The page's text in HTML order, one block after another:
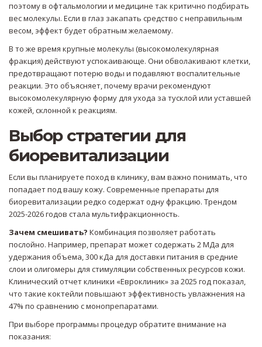
поэтому в офтальмологии и медицине так критично подбирать
вес молекулы. Если в глаз закапать средство с неправильным
весом, эффект будет обратным желаемому.
В то же время крупные молекулы (высокомолекулярная
фракция) действуют успокаивающе. Они обволакивают клетки,
предотвращают потерю воды и подавляют воспалительные
реакции. Это объясняет, почему врачи рекомендуют
высокомолекулярную форму для ухода за тусклой или уставшей
кожей, склонной к реакциям.
Выбор стратегии для
биоревитализации
Если вы планируете поход в клинику, вам важно понимать, что
попадает под вашу кожу. Современные препараты для
биоревитализации редко содержат одну фракцию. Трендом
2025-2026 годов стала мультифракционность.
Зачем смешивать? Комбинация позволяет работать
послойно. Например, препарат может содержать 2 МДа для
удержания объема, 300 кДа для доставки питания в средние
слои и олигомеры для стимуляции собственных ресурсов кожи.
Клинический отчет клиники «Евроклиник» за 2025 год показал,
что такие коктейли повышают эффективность увлажнения на
47% по сравнению с монопрепаратами.
При выборе программы процедур обратите внимание на
показания: